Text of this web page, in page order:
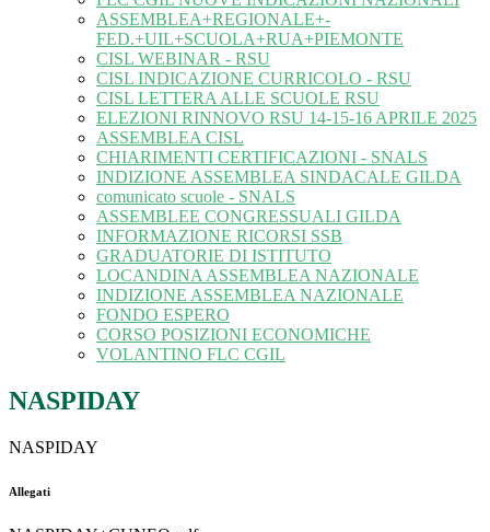
ASSEMBLEA+REGIONALE+-
FED.+UIL+SCUOLA+RUA+PIEMONTE
CISL WEBINAR - RSU
CISL INDICAZIONE CURRICOLO - RSU
CISL LETTERA ALLE SCUOLE RSU
ELEZIONI RINNOVO RSU 14-15-16 APRILE 2025
ASSEMBLEA CISL
CHIARIMENTI CERTIFICAZIONI - SNALS
INDIZIONE ASSEMBLEA SINDACALE GILDA
comunicato scuole - SNALS
ASSEMBLEE CONGRESSUALI GILDA
INFORMAZIONE RICORSI SSB
GRADUATORIE DI ISTITUTO
LOCANDINA ASSEMBLEA NAZIONALE
INDIZIONE ASSEMBLEA NAZIONALE
FONDO ESPERO
CORSO POSIZIONI ECONOMICHE
VOLANTINO FLC CGIL
NASPIDAY
NASPIDAY
Allegati